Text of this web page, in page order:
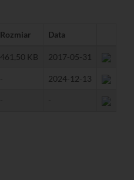
Rozmiar Data
461,50 KB 2017-05-31
- 2024-12-13
- -